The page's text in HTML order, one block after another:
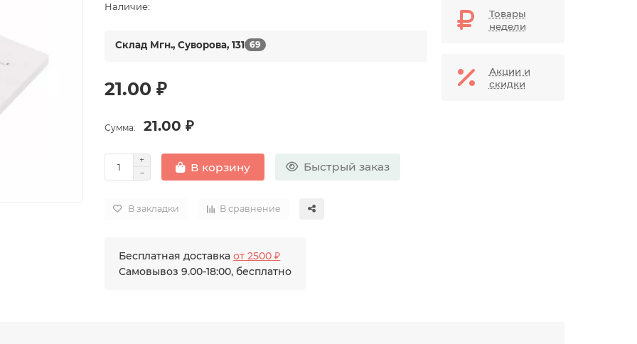
Наличие:
Склад Мгн., Суворова, 131 69
21.00 ₽
Сумма: 21.00 ₽
В корзину Быстрый заказ
В закладки В сравнение
Бесплатная доставкаот 2500 ₽
Самовывоз 9.00-18:00, бесплатно
Товары
недели
Акции и
скидки